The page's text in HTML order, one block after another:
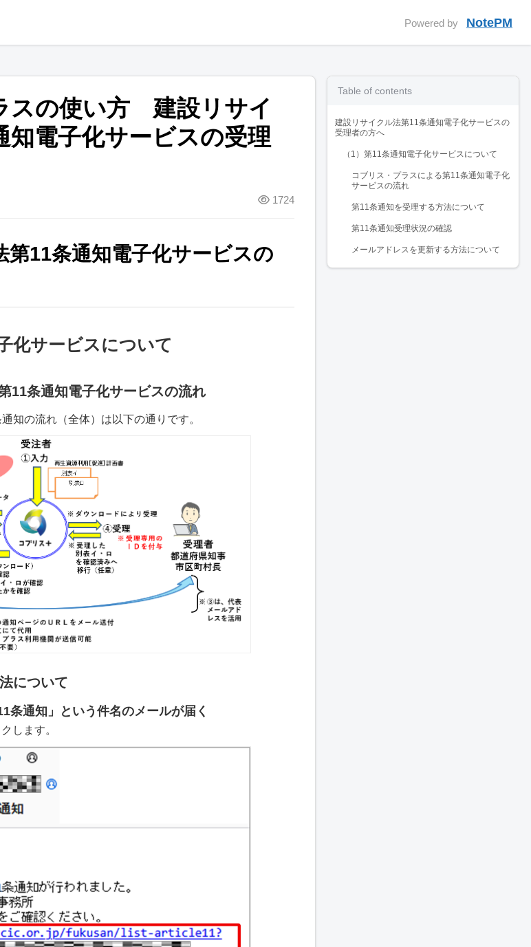
Powered by NotePM
スの使い方 建設リサイ
知電子化サービスの受理
1724
第11条通知電子化サービスの
化サービスについて
11条通知電子化サービスの流れ
知の流れ（全体）は以下の通りです。
について
条通知」という件名のメールが届く
します。
Table of contents
建設リサイクル法第11条通知電子化サービスの
受理者の方へ
（1）第11条通知電子化サービスについて
コブリス・プラスによる第11条通知電子化
サービスの流れ
第11条通知を受理する方法について
第11条通知受理状況の確認
メールアドレスを更新する方法について